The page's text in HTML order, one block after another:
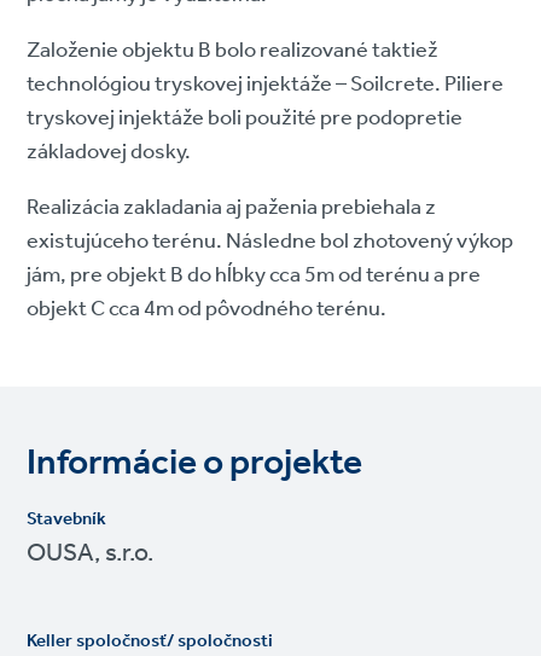
Založenie objektu B bolo realizované taktiež
technológiou tryskovej injektáže – Soilcrete. Piliere
tryskovej injektáže boli použité pre podopretie
základovej dosky.
Realizácia zakladania aj paženia prebiehala z
existujúceho terénu. Následne bol zhotovený výkop
jám, pre objekt B do hĺbky cca 5m od terénu a pre
objekt C cca 4m od pôvodného terénu.
Informácie o projekte
Stavebník
OUSA, s.r.o.
Keller spoločnosť/ spoločnosti